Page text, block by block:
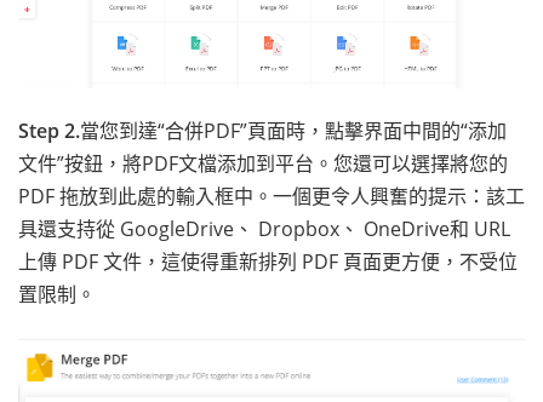
Step 2.當您到達“合併PDF”頁面時，點擊界面中間的“添加
文件”按鈕，將PDF文檔添加到平台。您還可以選擇將您的
PDF 拖放到此處的輸入框中。一個更令人興奮的提示：該工
具還支持從 GoogleDrive、 Dropbox、 OneDrive和 URL
上傳 PDF 文件，這使得重新排列 PDF 頁面更方便，不受位
置限制。